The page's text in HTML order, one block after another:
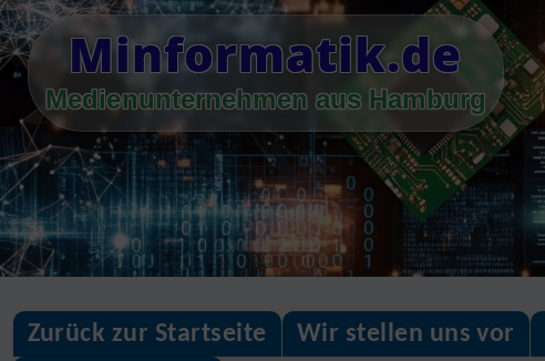
Skip
to
content
Minformatik.de
Medienunternehmen aus Hamburg
Zurück zur Startseite Wir stellen uns vor